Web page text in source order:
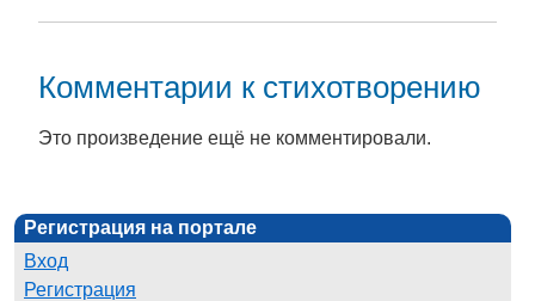
Комментарии к стихотворению
Это произведение ещё не комментировали.
Регистрация на портале
Вход
Регистрация